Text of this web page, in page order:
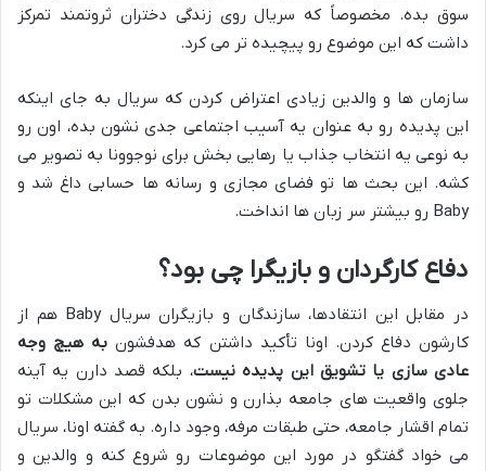
سوق بده. مخصوصاً که سریال روی زندگی دختران ثروتمند تمرکز
داشت که این موضوع رو پیچیده تر می کرد.
سازمان ها و والدین زیادی اعتراض کردن که سریال به جای اینکه
این پدیده رو به عنوان یه آسیب اجتماعی جدی نشون بده، اون رو
به نوعی یه انتخاب جذاب یا رهایی بخش برای نوجوونا به تصویر می
کشه. این بحث ها تو فضای مجازی و رسانه ها حسابی داغ شد و
Baby رو بیشتر سر زبان ها انداخت.
دفاع کارگردان و بازیگرا چی بود؟
در مقابل این انتقادها، سازندگان و بازیگران سریال Baby هم از
کارشون دفاع کردن. اونا تأکید داشتن که هدفشون به هیچ وجه
عادی سازی یا تشویق این پدیده نیست، بلکه قصد دارن یه آینه
جلوی واقعیت های جامعه بذارن و نشون بدن که این مشکلات تو
تمام اقشار جامعه، حتی طبقات مرفه، وجود داره. به گفته اونا، سریال
می خواد گفتگو در مورد این موضوعات رو شروع کنه و والدین و